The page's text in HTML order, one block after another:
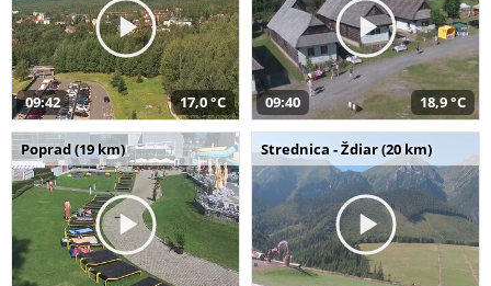
09:42 17,0 °C 09:40 18,9 °C
Poprad (19 km) Strednica - Ždiar (20 km)